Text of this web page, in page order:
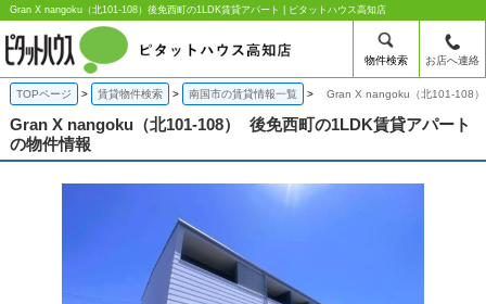
Gran X nangoku（北101-108）後免西町の1LDK賃貸アパート | ピタットハウス高知店
物件検索 お店へ連絡
TOPページ 賃貸物件検索 南国市の賃貸情報一覧 Gran X nangoku（北101-108
Gran X nangoku（北101-108）
後免西町の1LDK賃貸アパート
の物件情報